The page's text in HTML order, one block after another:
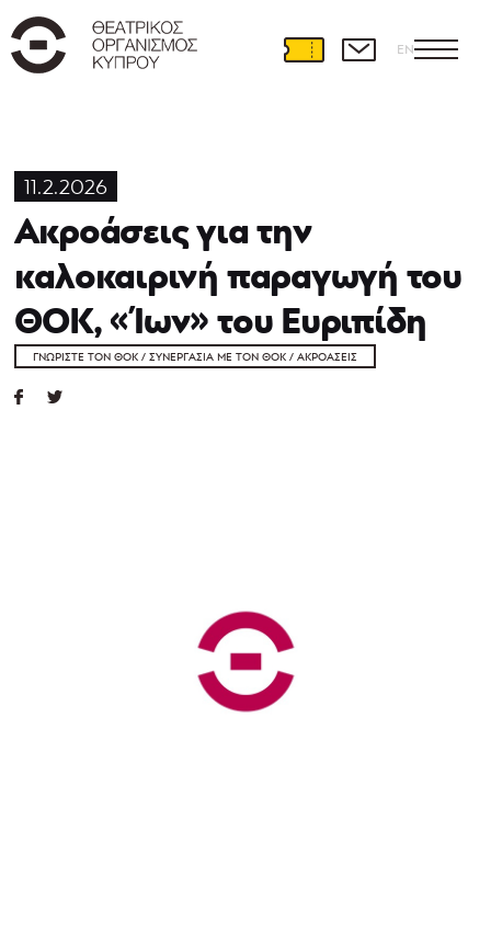
EN
11.2.2026
Ακροάσεις για την
καλοκαιρινή παραγωγή του
ΘΟΚ, «Ίων» του Ευριπίδη
ΓΝΩΡΊΣΤΕ ΤΟΝ ΘΟΚ / ΣΥΝΕΡΓΑΣΊΑ ΜΕ ΤΟΝ ΘΟΚ / ΑΚΡΟΆΣΕΙΣ